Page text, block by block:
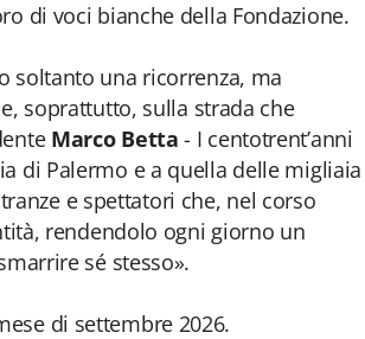
di voci bianche della Fondazione.
soltanto una ricorrenza, ma
soprattutto, sulla strada che
Marco Betta- I centotrent’anni
di Palermo e a quella delle migliaia
e spettatori che, nel corso
rendendolo ogni giorno un
sé stesso».
di settembre 2026.